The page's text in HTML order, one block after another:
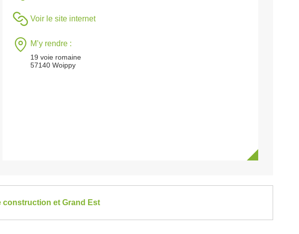
Voir le site internet
M’y rendre :
19 voie romaine
57140 Woippy
construction et Grand Est